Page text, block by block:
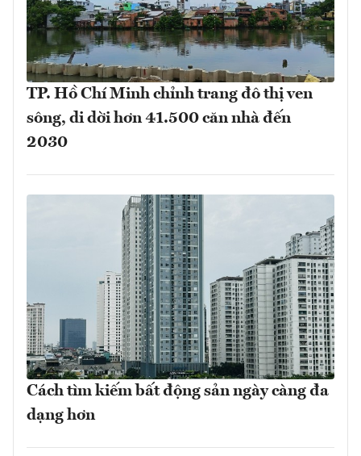
TP. Hồ Chí Minh chỉnh trang đô thị ven
sông, di dời hơn 41.500 căn nhà đến
2030
Cách tìm kiếm bất động sản ngày càng đa
dạng hơn